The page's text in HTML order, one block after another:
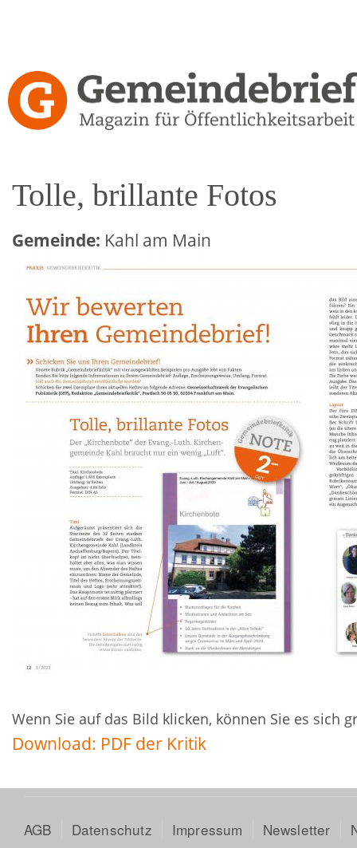
Gemeindebrief-
Kritiken
Tolle, brillante Fotos
Gemeinde: Kahl am Main
Wenn Sie auf das Bild klicken, können Sie es sich
Download: PDF der Kritik
AGB Datenschutz Impressum Newsletter